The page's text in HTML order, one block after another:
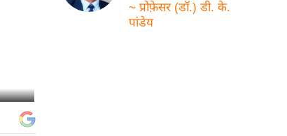
~ प्रोफ़ेसर (डॉ.) डी. के.
पांडेय